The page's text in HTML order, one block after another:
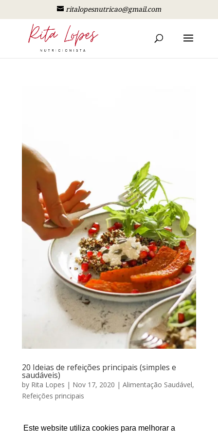
Este website utiliza cookies para melhorar a
ritalopesnutricao@gmail.com
20 Ideias de refeições principais (simples e
saudáveis)
by Rita Lopes | Nov 17, 2020 | Alimentação Saudável,
Refeições principais
| Novembro 17, 2020 Uma das grandes dificuldades